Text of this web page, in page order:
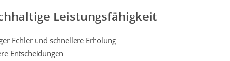
Leistungsfähigkeit
Fehler und schnellere Erholung
Entscheidungen